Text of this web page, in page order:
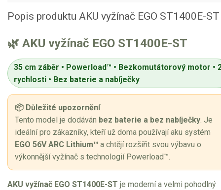
VARI multifunkční nosiče
Sněhové frézy
Vertikutátory
Kultivátory
Nůžky na živý plot
Vysavače a foukače
Elektrocentrály
Štěpkovače a drtiče
Popis produktu AKU vyžínač EGO ST1400E-ST
🌿 AKU vyžínač EGO ST1400E-ST
35 cm záběr • Powerload™ • Bezkomutátorový motor •
rychlosti • Bez baterie a nabíječky
📦 Důležité upozornění
Tento model je dodáván bez baterie a bez nabíječky. Je
ideální pro zákazníky, kteří už doma používají aku systém
EGO 56V ARC Lithium™ a chtějí rozšířit svou výbavu o
výkonnější vyžínač s technologií Powerload™.
AKU vyžínač EGO ST1400E-ST je moderní a velmi pohodlný